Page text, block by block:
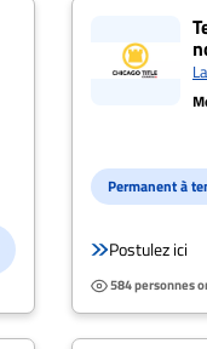
70 000$+
120
150 000$+
200
Tous les
Distance+
Type de poste+
Permanent à
Postulez ici
584 personnes